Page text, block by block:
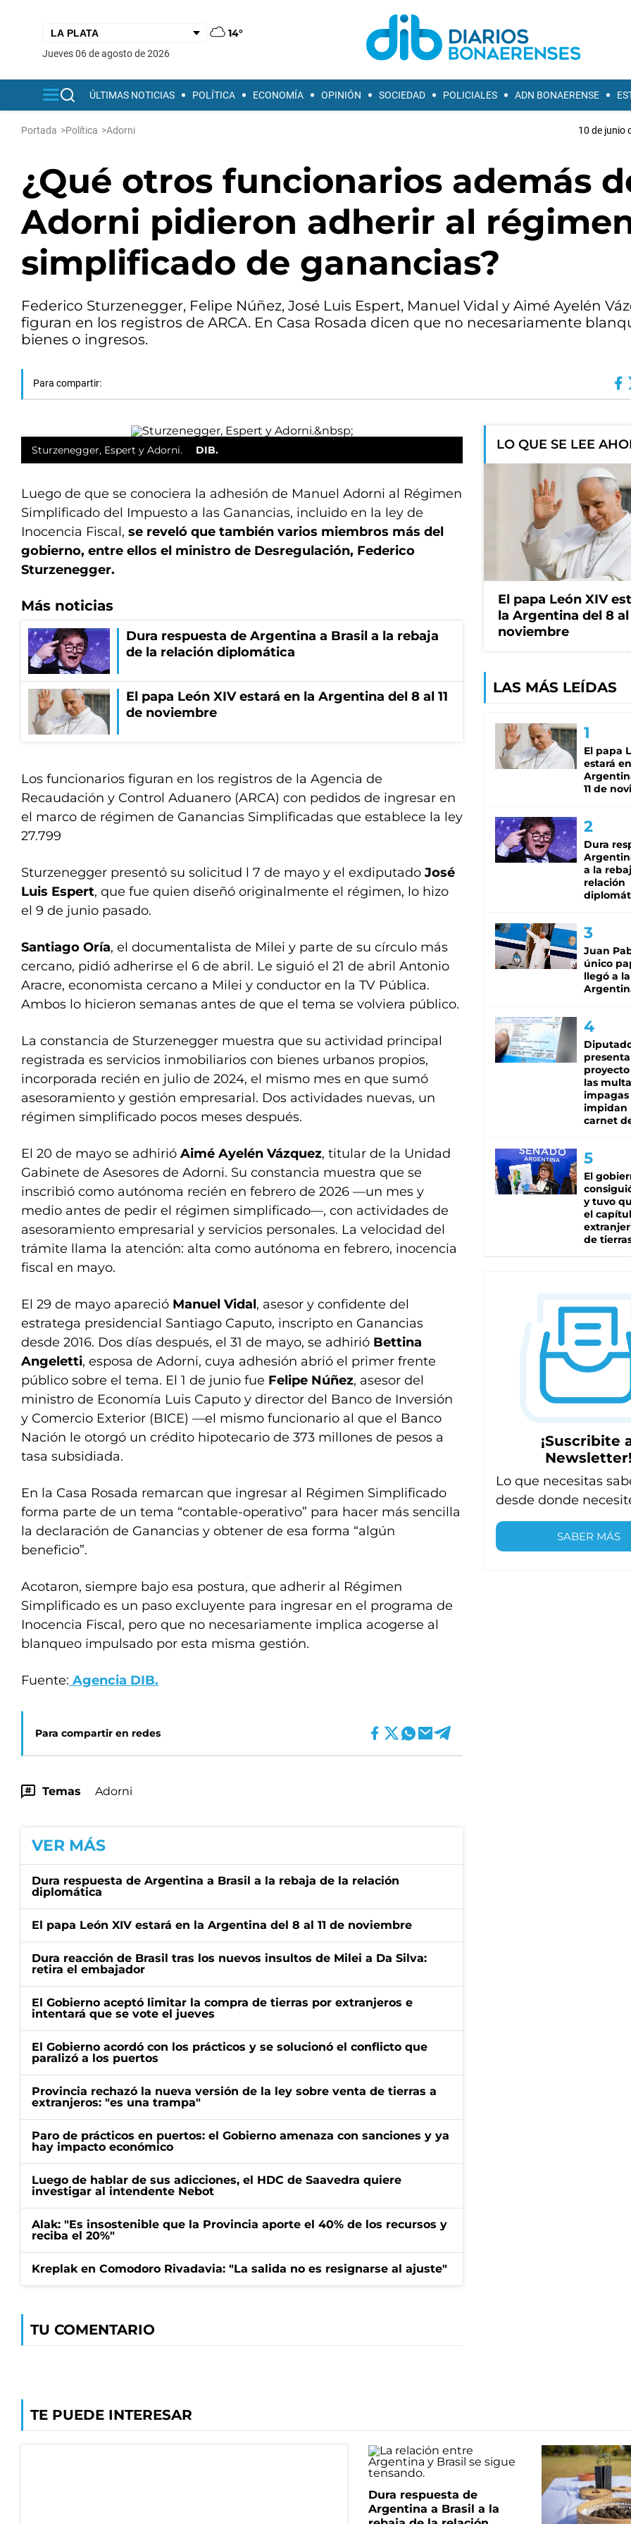
14°
jueves 06 de agosto de 2026
ÚLTIMAS NOTICIAS POLÍTICA ECONOMÍA OPINIÓN SOCIEDAD POLICIALES ADN BONAERENSE
Portada >Política >Adorni 10 de junio
¿Qué otros funcionarios además
Adorni pidieron adherir al
simplificado de ganancias?
Federico Sturzenegger, Felipe Núñez, José Luis Espert, Manuel Vidal y Aimé Ayelén
figuran en los registros de ARCA. En Casa Rosada dicen que no necesariamente
bienes o ingresos.
Para compartir:
Sturzenegger, Espert y Adorni. DIB.
Luego de que se conociera la adhesión de Manuel Adorni al Régimen
Simplificado del Impuesto a las Ganancias, incluido en la ley de
Inocencia Fiscal, se reveló que también varios miembros más del
gobierno, entre ellos el ministro de Desregulación, Federico
Sturzenegger.
Más noticias
Dura respuesta de Argentina a Brasil a la rebaja
de la relación diplomática
El papa León XIV estará en la Argentina del 8 al 11
de noviembre
Los funcionarios figuran en los registros de la Agencia de
Recaudación y Control Aduanero (ARCA) con pedidos de ingresar en
el marco de régimen de Ganancias Simplificadas que establece la ley
27.799
Sturzenegger presentó su solicitud l 7 de mayo y el exdiputado José
Luis Espert, que fue quien diseñó originalmente el régimen, lo hizo
el 9 de junio pasado.
Santiago Oría, el documentalista de Milei y parte de su círculo más
cercano, pidió adherirse el 6 de abril. Le siguió el 21 de abril Antonio
Aracre, economista cercano a Milei y conductor en la TV Pública.
Ambos lo hicieron semanas antes de que el tema se volviera público.
La constancia de Sturzenegger muestra que su actividad principal
registrada es servicios inmobiliarios con bienes urbanos propios,
incorporada recién en julio de 2024, el mismo mes en que sumó
asesoramiento y gestión empresarial. Dos actividades nuevas, un
régimen simplificado pocos meses después.
El 20 de mayo se adhirió Aimé Ayelén Vázquez, titular de la Unidad
Gabinete de Asesores de Adorni. Su constancia muestra que se
inscribió como autónoma recién en febrero de 2026 —un mes y
medio antes de pedir el régimen simplificado—, con actividades de
asesoramiento empresarial y servicios personales. La velocidad del
trámite llama la atención: alta como autónoma en febrero, inocencia
fiscal en mayo.
El 29 de mayo apareció Manuel Vidal, asesor y confidente del
estratega presidencial Santiago Caputo, inscripto en Ganancias
desde 2016. Dos días después, el 31 de mayo, se adhirió Bettina
Angeletti, esposa de Adorni, cuya adhesión abrió el primer frente
público sobre el tema. El 1 de junio fue Felipe Núñez, asesor del
ministro de Economía Luis Caputo y director del Banco de Inversión
y Comercio Exterior (BICE) —el mismo funcionario al que el Banco
Nación le otorgó un crédito hipotecario de 373 millones de pesos a
tasa subsidiada.
En la Casa Rosada remarcan que ingresar al Régimen Simplificado
forma parte de un tema “contable-operativo” para hacer más sencilla
la declaración de Ganancias y obtener de esa forma “algún
beneficio”.
Acotaron, siempre bajo esa postura, que adherir al Régimen
Simplificado es un paso excluyente para ingresar en el programa de
Inocencia Fiscal, pero que no necesariamente implica acogerse al
blanqueo impulsado por esta misma gestión.
Fuente: Agencia DIB.
Para compartir en redes
Temas Adorni
VER MÁS
Dura respuesta de Argentina a Brasil a la rebaja de la relación
diplomática
El papa León XIV estará en la Argentina del 8 al 11 de noviembre
Dura reacción de Brasil tras los nuevos insultos de Milei a Da Silva:
retira el embajador
El Gobierno aceptó limitar la compra de tierras por extranjeros e
intentará que se vote el jueves
El Gobierno acordó con los prácticos y se solucionó el conflicto que
paralizó a los puertos
Provincia rechazó la nueva versión de la ley sobre venta de tierras a
extranjeros: "es una trampa"
Paro de prácticos en puertos: el Gobierno amenaza con sanciones y ya
hay impacto económico
Luego de hablar de sus adicciones, el HDC de Saavedra quiere
investigar al intendente Nebot
Alak: "Es insostenible que la Provincia aporte el 40% de los recursos y
reciba el 20%"
Kreplak en Comodoro Rivadavia: "La salida no es resignarse al ajuste"
TU COMENTARIO
LO QUE SE LEE
El papa León XIV
la Argentina del 8 al
noviembre
LAS MÁS LEÍDAS
El papa
estará
11 de
Dura
a la
relación
Juan
único
llegó a la
las
impagas
impidan
carnet
El
y tuvo
el
de
¡Suscribite
Newsletter!
Lo que necesitas
desde donde
SABER MÁS
TE PUEDE INTERESAR
Dura respuesta de
Argentina a Brasil a la